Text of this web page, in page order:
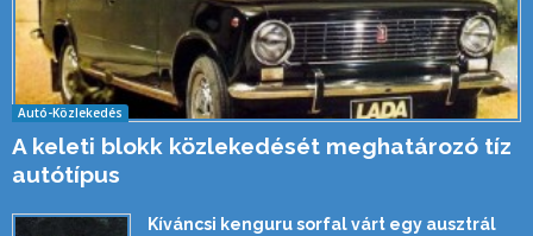
Autó-Közlekedés
A keleti blokk közlekedését meghatározó tíz
autótípus
Kíváncsi kenguru sorfal várt egy ausztrál